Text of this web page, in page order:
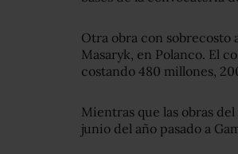
Otra obra con sobrecosto
Masaryk, en Polanco. El
costando 480 millones,
Mientras que las obras
junio del año pasado a